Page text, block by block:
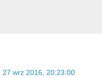
27 wrz 2016, 20:23:00